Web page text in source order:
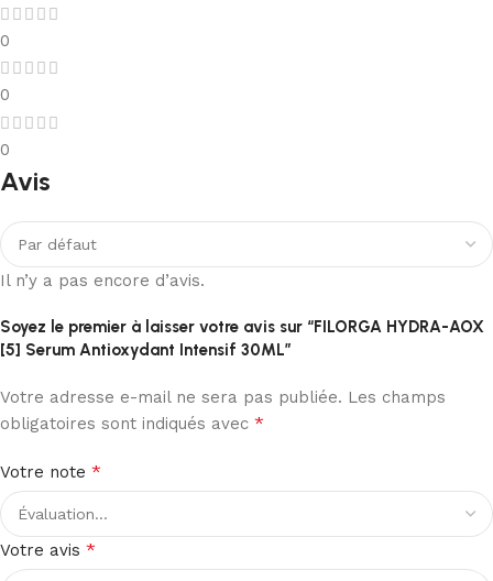
0
0
0
Avis
Il n’y a pas encore d’avis.
Soyez le premier à laisser votre avis sur “FILORGA HYDRA-AOX
[5] Serum Antioxydant Intensif 30ML”
Votre adresse e-mail ne sera pas publiée. Les champs
obligatoires sont indiqués avec *
Votre note *
Votre avis *